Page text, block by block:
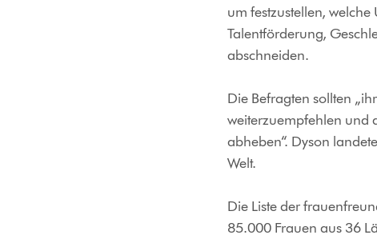
um festzustellen,
Talentförderung,
abschneiden.
Die Befragten sollten
weiterzuempfehlen und
abheben“. Dyson
Welt.
Die Liste der
85.000 Frauen aus 36